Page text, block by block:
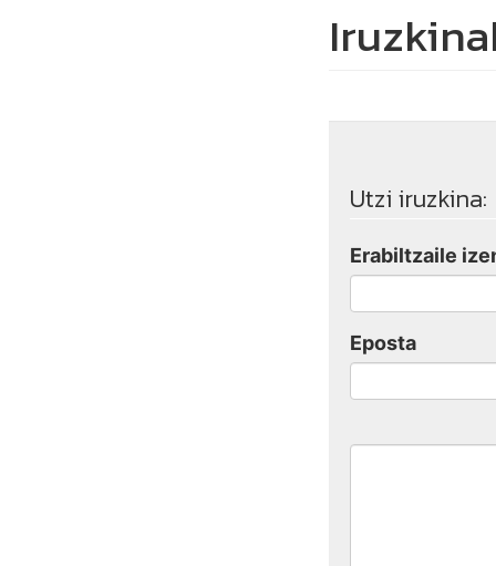
Utzi iruzkina:
Erabiltzaile
Eposta